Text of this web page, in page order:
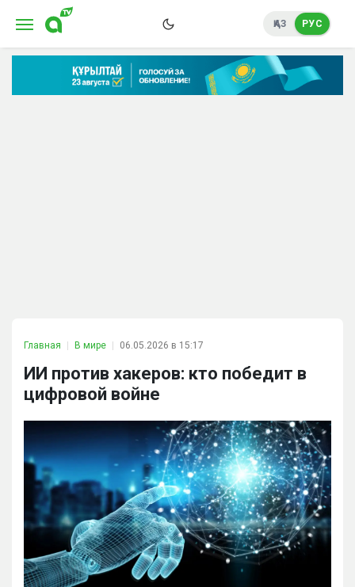
ҚАЗ РУС
Главная В мире 06.05.2026 в 15:17
ИИ против хакеров: кто победит в
цифровой войне